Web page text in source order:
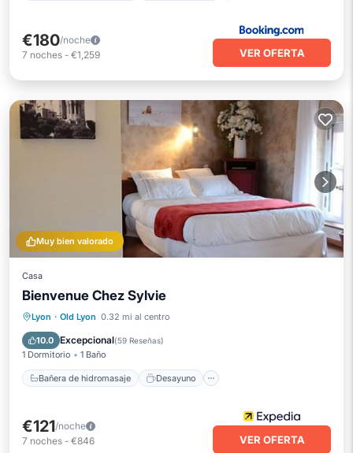
€180/noche
7 noches - €1,259 VER OFERTA
Muy bien valorado
Casa
Bienvenue Chez Sylvie
Lyon · Old Lyon 0.32 mi al centro
10.0 Excepcional(59 Reseñas)
1 Dormitorio 1 Baño
Bañera de hidromasaje Desayuno
Bañera de hidromasaje
Balcón/Terraza
€121/noche
7 noches - €846 VER OFERTA